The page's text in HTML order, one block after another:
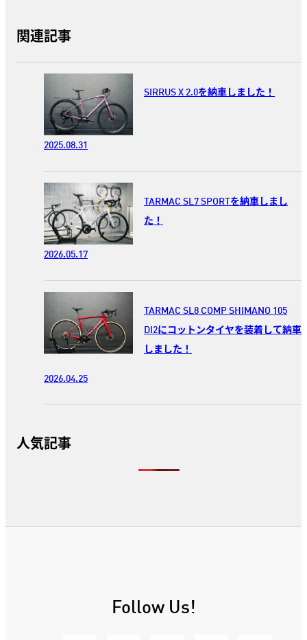
関連記事
SIRRUS X 2.0を納車しました！
2025.08.31
TARMAC SL7 SPORTを納車しまし
た！
2026.05.17
TARMAC SL8 COMP SHIMANO 105
DI2にコットンタイヤを装着して納車
しました！
2026.04.25
人気記事
Follow Us!